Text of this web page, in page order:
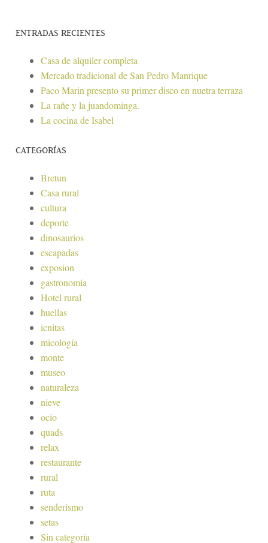
ENTRADAS RECIENTES
Casa de alquiler completa
Mercado tradicional de San Pedro Manrique
Paco Marin presento su primer disco en nuetra terraza
La rañe y la juandominga.
La cocina de Isabel
CATEGORÍAS
Bretun
Casa rural
cultura
deporte
dinosaurios
escapadas
exposion
gastronomía
Hotel rural
huellas
icnitas
micología
monte
museo
naturaleza
nieve
ocio
quads
relax
restaurante
rural
ruta
senderismo
setas
Sin categoría